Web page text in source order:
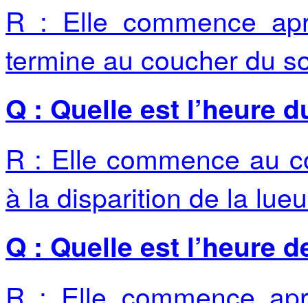
R : Elle commence
termine au coucher du
Q : Quelle est l’heure
R : Elle commence au
à la disparition de la
Q : Quelle est l’heure